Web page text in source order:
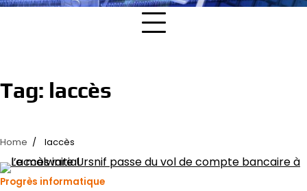
Tag: laccès
Home laccès
Progrès informatique